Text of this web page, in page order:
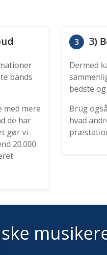
bands
med mere
de har
gør vi
20.000
3 3)
Dermed
bedste
Brug
hvad